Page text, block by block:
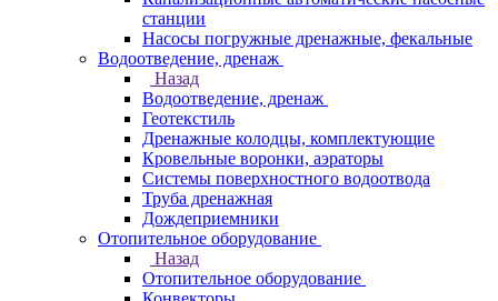
станции
Насосы погружные дренажные, фекальные
Водоотведение, дренаж
Назад
Водоотведение, дренаж
Геотекстиль
Дренажные колодцы, комплектующие
Кровельные воронки, аэраторы
Системы поверхностного водоотвода
Труба дренажная
Дождеприемники
Отопительное оборудование
Назад
Отопительное оборудование